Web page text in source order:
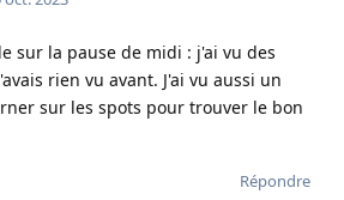
sur la pause de midi : j'ai vu des
rien vu avant. J'ai vu aussi un
sur les spots pour trouver le bon
Répondre